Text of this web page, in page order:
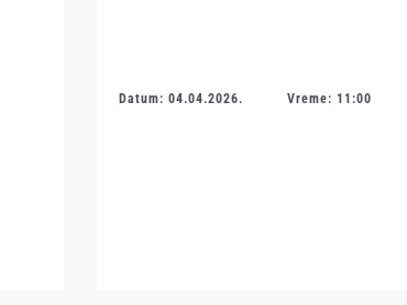
Datum: 04.04.2026. Vreme: 11:00